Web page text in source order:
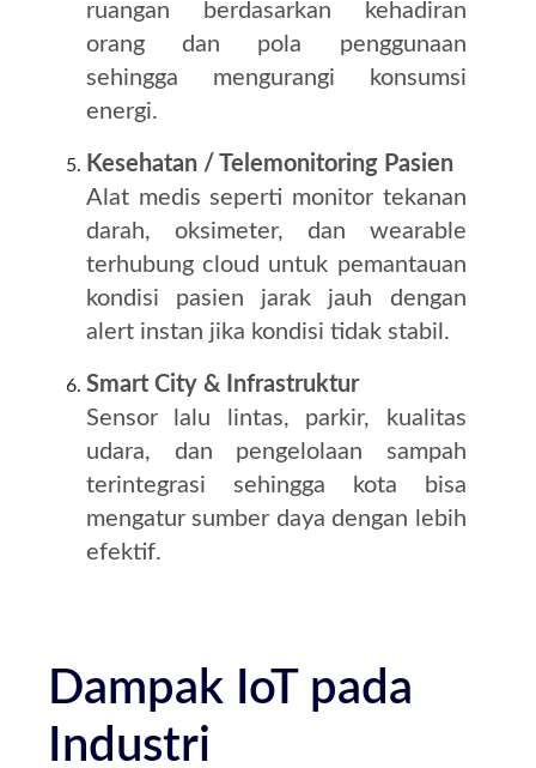
ruangan berdasarkan kehadiran
orang dan pola penggunaan
sehingga mengurangi konsumsi
energi.
Kesehatan / Telemonitoring Pasien
Alat medis seperti monitor tekanan
darah, oksimeter, dan wearable
terhubung cloud untuk pemantauan
kondisi pasien jarak jauh dengan
alert instan jika kondisi tidak stabil.
Smart City & Infrastruktur
Sensor lalu lintas, parkir, kualitas
udara, dan pengelolaan sampah
terintegrasi sehingga kota bisa
mengatur sumber daya dengan lebih
efektif.
Dampak IoT pada
Industri